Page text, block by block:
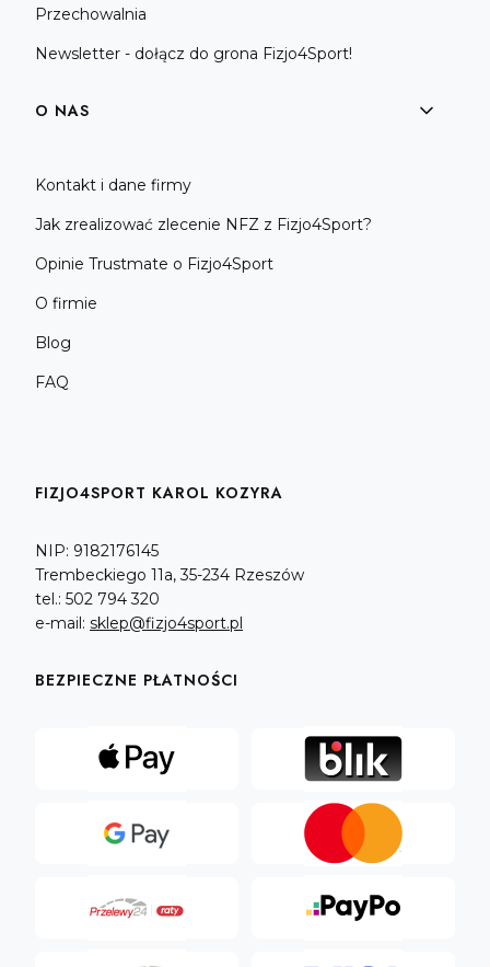
Przechowalnia
Newsletter - dołącz do grona Fizjo4Sport!
O NAS
Kontakt i dane firmy
Jak zrealizować zlecenie NFZ z Fizjo4Sport?
Opinie Trustmate o Fizjo4Sport
O firmie
Blog
FAQ
FIZJO4SPORT KAROL KOZYRA
NIP: 9182176145
Trembeckiego 11a, 35-234 Rzeszów
tel.: 502 794 320
e-mail: sklep@fizjo4sport.pl
BEZPIECZNE PŁATNOŚCI